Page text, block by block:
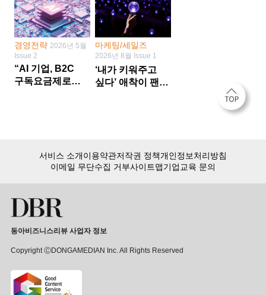
경영전략 2026년 5월
Issue 2
“AI 기업, B2C
구독요금제로는
마케팅/세일즈
2026년 8월 Issue 1
‘내가 키워주고
싶다’ 애착이 팬덤
15,000여 건의 DBR 콘텐츠를
서비스 소개이용약관저작권 정책개인정보처리방침
이메일 무단수집 거부사이트맵기업교육 문의
동아비즈니스리뷰 사업자 정보
Copyright ⒸDONGAMEDIAN Inc. All Rights Reserved